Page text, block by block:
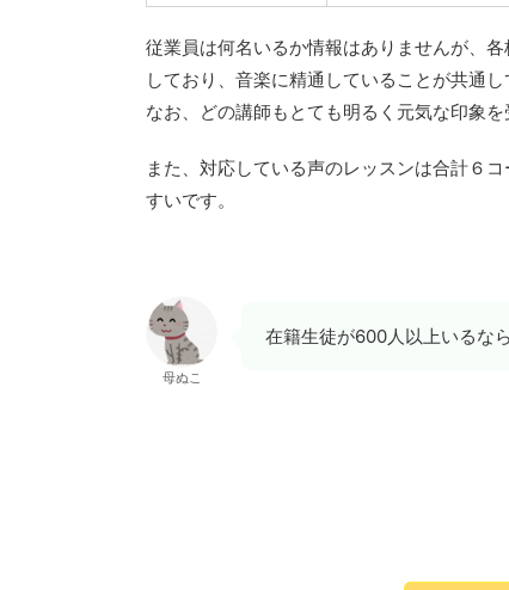
従業員は何名いるか情報はありませんが、
しており、音楽に精通していることが共通し
なお、どの講師もとても明るく元気な印象を
また、対応している声のレッスンは合計６
すいです。
母ぬこ
在籍生徒が600人以上いるな